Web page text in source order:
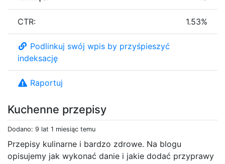
Kuchenne przepisy
Dodano: 9 lat 1 miesiąc temu
Przepisy kulinarne i bardzo zdrowe. Na blogu
opisujemy jak wykonać danie i jakie dodać przyprawy
CTR: 1.53%
Podlinkuj swój wpis by przyśpieszyć
indeksację
Raportuj